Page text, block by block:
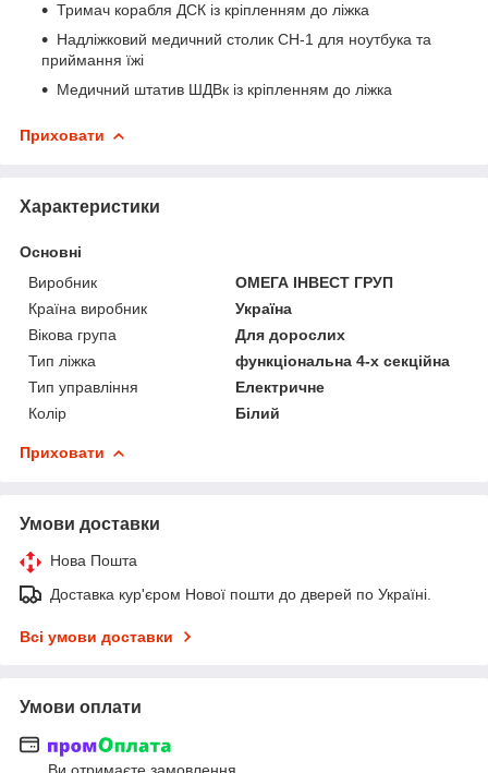
Тримач корабля ДСК із кріпленням до ліжка
Надліжковий медичний столик СН-1 для ноутбука та
приймання їжі
Медичний штатив ШДВк із кріпленням до ліжка
Приховати
Характеристики
Основні
Виробник
ОМЕГА ІНВЕСТ ГРУП
Країна виробник
Україна
Вікова група
Для дорослих
Тип ліжка
функціональна 4-х секційна
Тип управління
Електричне
Колір
Білий
Приховати
Умови доставки
Нова Пошта
Доставка кур'єром Нової пошти до дверей по Україні.
Всі умови доставки
Умови оплати